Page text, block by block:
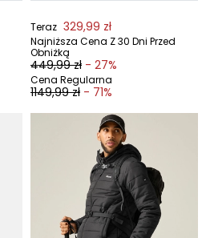
Teraz 329,99 zł
Najniższa Cena Z 30 Dni Przed
Obniżką
449,99 zł - 27%
Cena Regularna
1149,99 zł - 71%